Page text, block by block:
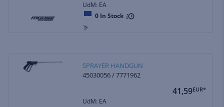
UdM: EA
0 In Stock
SPRAYER HANDGUN
45030056 / 7771962
41,59EUR*
UdM: EA